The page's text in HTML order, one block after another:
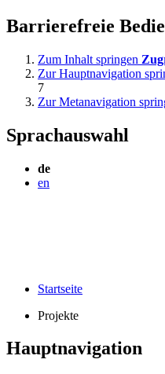
Barrierefreie
Zum Inhalt springen
Zur Hauptnavigation
7
Zur Metanavigation
Sprachauswahl
de
en
Startseite
Projekte
Hauptnavigation